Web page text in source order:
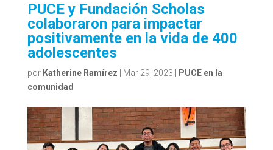
PUCE y Fundación Scholas
colaboraron para impactar
positivamente en la vida de 400
adolescentes
por Katherine Ramírez Mar 29, 2023
PUCE en la
comunidad